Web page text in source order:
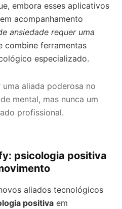
embora esses aplicativos
acompanhamento
ansiedade requer uma
combine ferramentas
especializado.
aliada poderosa no
mental, mas nunca um
profissional.
psicologia positiva
aliados tecnológicos
positiva em